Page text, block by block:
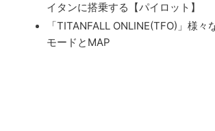
イタンに搭乗する【パイロット】
「TITANFALL ONLINE(TFO)」様々
モードとMAP